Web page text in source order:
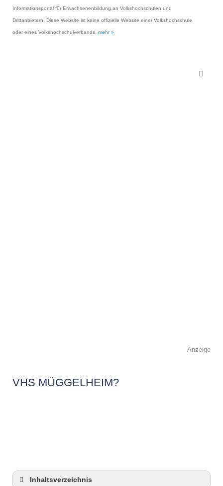
Informationsportal für Erwachsenenbildung an Volkshochschulen und
Drittanbietern. Diese Website ist keine offizielle Website einer Volkshochschule
oder eines Volkshochschulverbands. mehr »
Anzeige
VHS MÜGGELHEIM?
Inhaltsverzeichnis